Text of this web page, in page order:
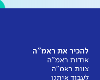
להכיר את ראמ"ה
אודות ראמ"ה
צוות ראמ"ה
לעבוד איתנו